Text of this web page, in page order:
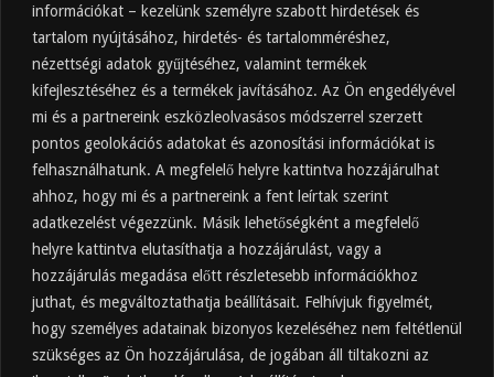
információkat – kezelünk személyre szabott hirdetések és
tartalom nyújtásához, hirdetés- és tartalomméréshez,
nézettségi adatok gyűjtéséhez, valamint termékek
kifejlesztéséhez és a termékek javításához. Az Ön engedélyével
mi és a partnereink eszközleolvasásos módszerrel szerzett
pontos geolokációs adatokat és azonosítási információkat is
felhasználhatunk. A megfelelő helyre kattintva hozzájárulhat
ahhoz, hogy mi és a partnereink a fent leírtak szerint
adatkezelést végezzünk. Másik lehetőségként a megfelelő
helyre kattintva elutasíthatja a hozzájárulást, vagy a
hozzájárulás megadása előtt részletesebb információkhoz
juthat, és megváltoztathatja beállításait. Felhívjuk figyelmét,
hogy személyes adatainak bizonyos kezeléséhez nem feltétlenül
szükséges az Ön hozzájárulása, de jogában áll tiltakozni az
Felkapott
Almaecet mire jó? 21 gyakori felhasználási
terület
2025.10.31.
Almaecet fogyasztása: mikor, mennyit, mivel
hígítva?
2025.10.30.
Almaecet hatása a szervezetre –
Mit mond a kutatás?
2025.10.15.
Almaecet – Teljes útmutató:
hatások, felhasználás, kockázatok,